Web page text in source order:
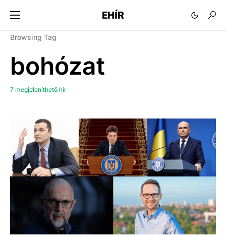
EHÍR
Browsing Tag
bohózat
7 megjeleníthető hír